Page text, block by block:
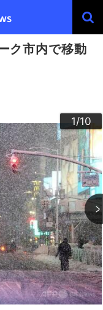
ク市内で移動
1/10
2/10
3/10
4/10
5/10
6/10
7/10
8/10
9/10
10/10